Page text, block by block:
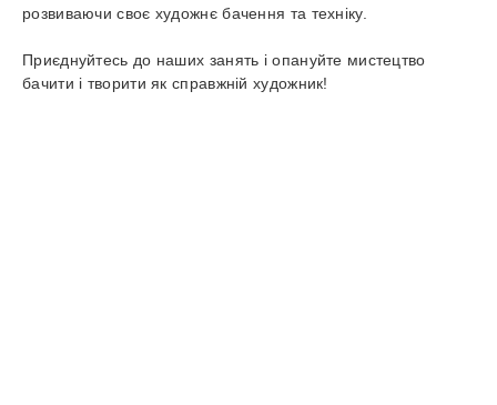
розвиваючи своє художнє бачення та техніку.
Приєднуйтесь до наших занять і опануйте мистецтво
бачити і творити як справжній художник!